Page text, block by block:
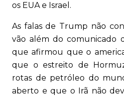
os EUA e Israel.
As falas de Trump não
vão além do comunicado
que afirmou que o
que o estreito de
rotas de petróleo do
aberto e que o Irã não